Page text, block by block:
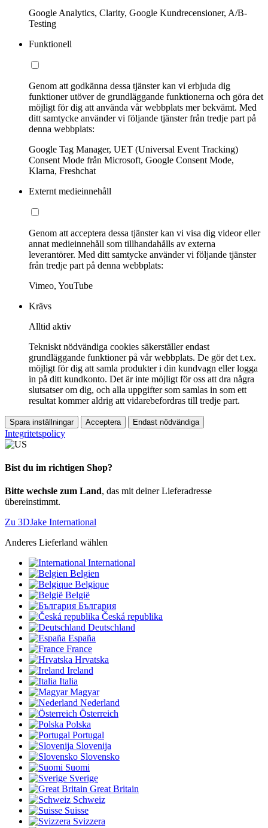
Google Analytics, Clarity, Google Kundrecensioner, A/B-
Testing
Funktionell
Genom att godkänna dessa tjänster kan vi erbjuda dig
funktioner utöver de grundläggande funktionerna och göra det
möjligt för dig att använda vår webbplats mer bekvämt. Med
ditt samtycke använder vi följande tjänster från tredje part på
denna webbplats:
Google Tag Manager, UET (Universal Event Tracking)
Consent Mode från Microsoft, Google Consent Mode,
Klarna, Freshchat
Externt medieinnehåll
Genom att acceptera dessa tjänster kan vi visa dig videor eller
annat medieinnehåll som tillhandahålls av externa
leverantörer. Med ditt samtycke använder vi följande tjänster
från tredje part på denna webbplats:
Vimeo, YouTube
Krävs
Alltid aktiv
Tekniskt nödvändiga cookies säkerställer endast
grundläggande funktioner på vår webbplats. De gör det t.ex.
möjligt för dig att samla produkter i din kundvagn eller logga
in på ditt kundkonto. Det är inte möjligt för oss att dra några
slutsatser om dig, och alla uppgifter som samlas in som ett
resultat kommer aldrig att vidarebefordras till tredje part.
Spara inställningar Acceptera Endast nödvändiga
Integritetspolicy
Bist du im richtigen Shop?
Bitte wechsle zum Land, das mit deiner Lieferadresse
übereinstimmt.
Zu 3DJake International
Anderes Lieferland wählen
International
Belgien
Belgique
België
България
Česká republika
Deutschland
España
France
Hrvatska
Ireland
Italia
Magyar
Nederland
Österreich
Polska
Portugal
Slovenija
Slovensko
Suomi
Sverige
Great Britain
Schweiz
Suisse
Svizzera